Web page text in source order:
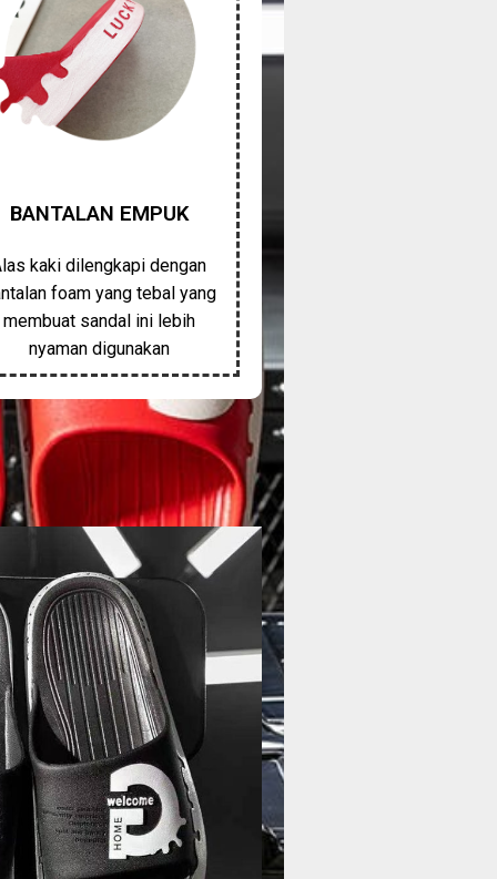
BANTALAN EMPUK
kaki dilengkapi dengan
foam yang tebal yang
membuat sandal ini lebih
nyaman digunakan